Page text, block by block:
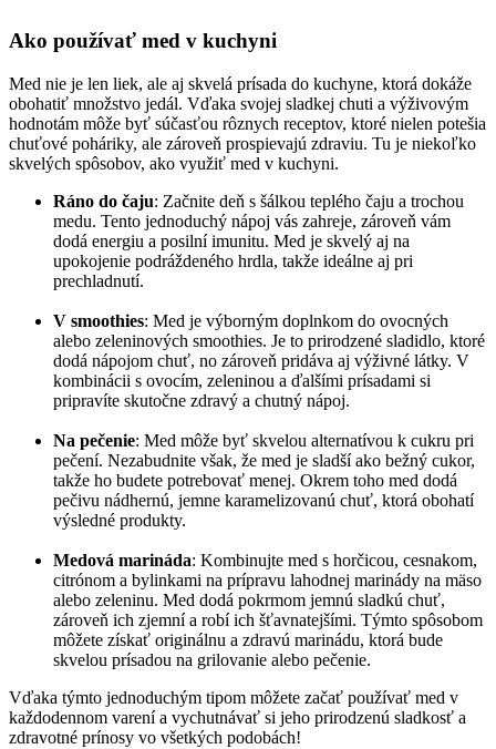
Ako používať med v kuchyni
Med nie je len liek, ale aj skvelá prísada do kuchyne, ktorá dokáže
obohatiť množstvo jedál. Vďaka svojej sladkej chuti a výživovým
hodnotám môže byť súčasťou rôznych receptov, ktoré nielen potešia
chuťové poháriky, ale zároveň prospievajú zdraviu. Tu je niekoľko
skvelých spôsobov, ako využiť med v kuchyni.
Ráno do čaju: Začnite deň s šálkou teplého čaju a trochou
medu. Tento jednoduchý nápoj vás zahreje, zároveň vám
dodá energiu a posilní imunitu. Med je skvelý aj na
upokojenie podráždeného hrdla, takže ideálne aj pri
prechladnutí.
V smoothies: Med je výborným doplnkom do ovocných
alebo zeleninových smoothies. Je to prirodzené sladidlo, ktoré
dodá nápojom chuť, no zároveň pridáva aj výživné látky. V
kombinácii s ovocím, zeleninou a ďalšími prísadami si
pripravíte skutočne zdravý a chutný nápoj.
Na pečenie: Med môže byť skvelou alternatívou k cukru pri
pečení. Nezabudnite však, že med je sladší ako bežný cukor,
takže ho budete potrebovať menej. Okrem toho med dodá
pečivu nádhernú, jemne karamelizovanú chuť, ktorá obohatí
výsledné produkty.
Medová marináda: Kombinujte med s horčicou, cesnakom,
citrónom a bylinkami na prípravu lahodnej marinády na mäso
alebo zeleninu. Med dodá pokrmom jemnú sladkú chuť,
zároveň ich zjemní a robí ich šťavnatejšími. Týmto spôsobom
môžete získať originálnu a zdravú marinádu, ktorá bude
skvelou prísadou na grilovanie alebo pečenie.
Vďaka týmto jednoduchým tipom môžete začať používať med v
každodennom varení a vychutnávať si jeho prirodzenú sladkosť a
zdravotné prínosy vo všetkých podobách!